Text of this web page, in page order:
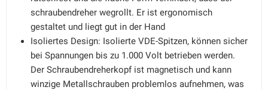
schraubendreher wegrollt. Er ist ergonomisch
gestaltet und liegt gut in der Hand
Isoliertes Design: Isolierte VDE-Spitzen, können sicher
bei Spannungen bis zu 1.000 Volt betrieben werden.
Der Schraubendreherkopf ist magnetisch und kann
winzige Metallschrauben problemlos aufnehmen, was